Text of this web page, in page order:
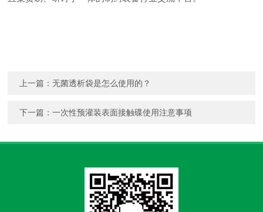
上一篇：无菌透析袋是怎么使用的？
下一篇：一次性预灌装表面接触碟使用注意事项